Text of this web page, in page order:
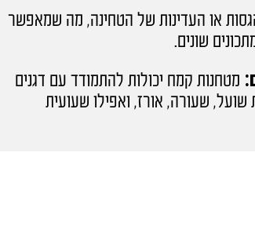
או העדינות של הטחינה, מה שמאפשר
שונים.
מטחנות קמח יכולות להתמודד עם דגנים
שועל, שעורה, אורז, ואפילו שעועית